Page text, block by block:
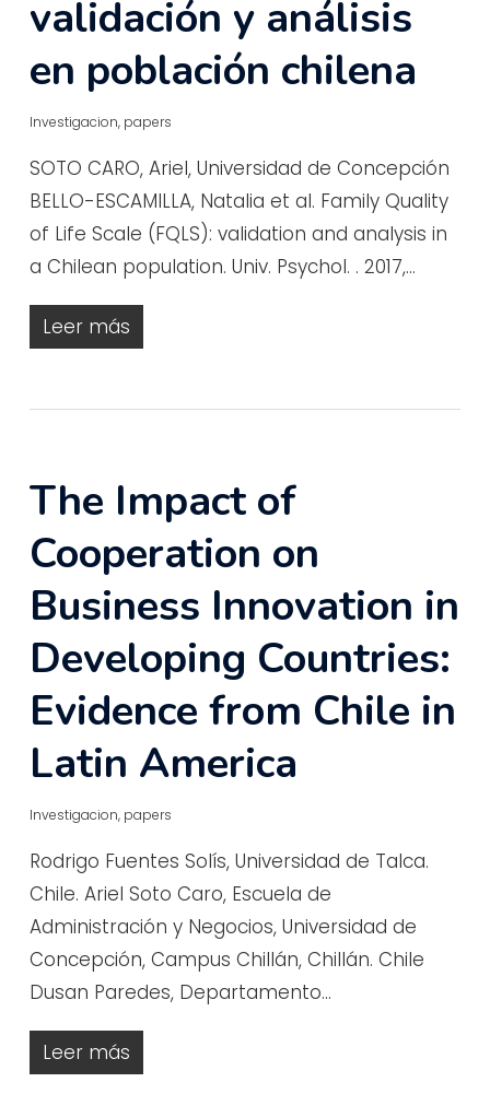
validación y análisis
en población chilena
Investigacion, papers
SOTO CARO, Ariel, Universidad de Concepción
BELLO-ESCAMILLA, Natalia et al. Family Quality
of Life Scale (FQLS): validation and analysis in
a Chilean population. Univ. Psychol. . 2017,…
Leer más
The Impact of
Cooperation on
Business Innovation in
Developing Countries:
Evidence from Chile in
Latin America
Investigacion, papers
Rodrigo Fuentes Solís, Universidad de Talca.
Chile. Ariel Soto Caro, Escuela de
Administración y Negocios, Universidad de
Concepción, Campus Chillán, Chillán. Chile
Dusan Paredes, Departamento…
Leer más